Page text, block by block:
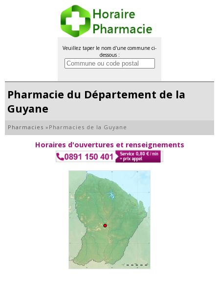
Veuillez taper le nom d'une commune ci-
dessous :
Pharmacie du Département de la
Guyane
Pharmacies » Pharmacies de la Guyane
Horaires d'ouvertures et renseignements